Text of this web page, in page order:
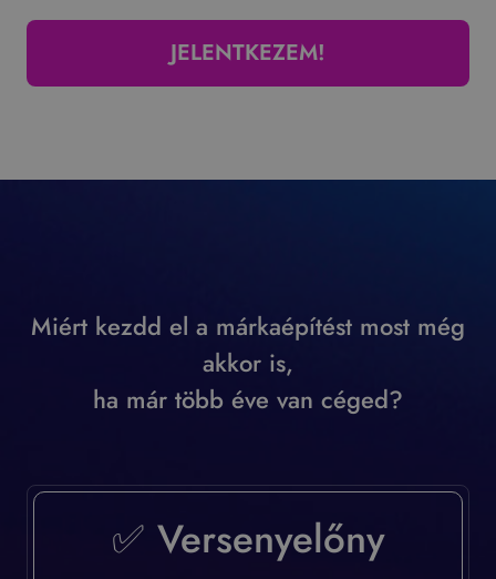
JELENTKEZEM!
Miért kezdd el a márkaépítést most még
akkor is,
ha már több éve van céged?
✅ Versenyelőny